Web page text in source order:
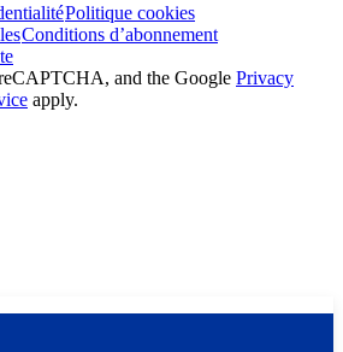
Politique cookies
Conditions d’abonnement
and the Google Privacy
apply.